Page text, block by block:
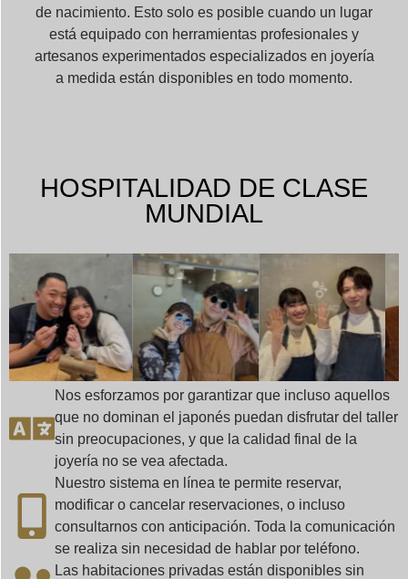
de nacimiento. Esto solo es posible cuando un lugar
está equipado con herramientas profesionales y
artesanos experimentados especializados en joyería
a medida están disponibles en todo momento.
HOSPITALIDAD DE CLASE
MUNDIAL
Nos esforzamos por garantizar que incluso aquellos
que no dominan el japonés puedan disfrutar del taller
sin preocupaciones, y que la calidad final de la
joyería no se vea afectada.
Nuestro sistema en línea te permite reservar,
modificar o cancelar reservaciones, o incluso
consultarnos con anticipación. Toda la comunicación
se realiza sin necesidad de hablar por teléfono.
Las habitaciones privadas están disponibles sin